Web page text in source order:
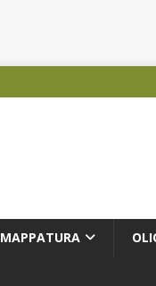
MAPPATURA